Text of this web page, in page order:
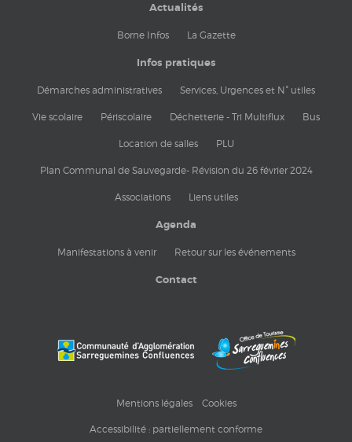
Actualités
Borne Infos La Gazette
Infos pratiques
Démarches administratives Services, Urgences et N° utiles
Vie scolaire Périscolaire Déchetterie - Tri Multiflux Bus
Location de salles PLU
Plan Communal de Sauvegarde- Révision du 26 février 2024
Associations Liens utiles
Agenda
Manifestations à venir Retour sur les événements
Contact
Mentions légales Cookies
Accessibilité : partiellement conforme